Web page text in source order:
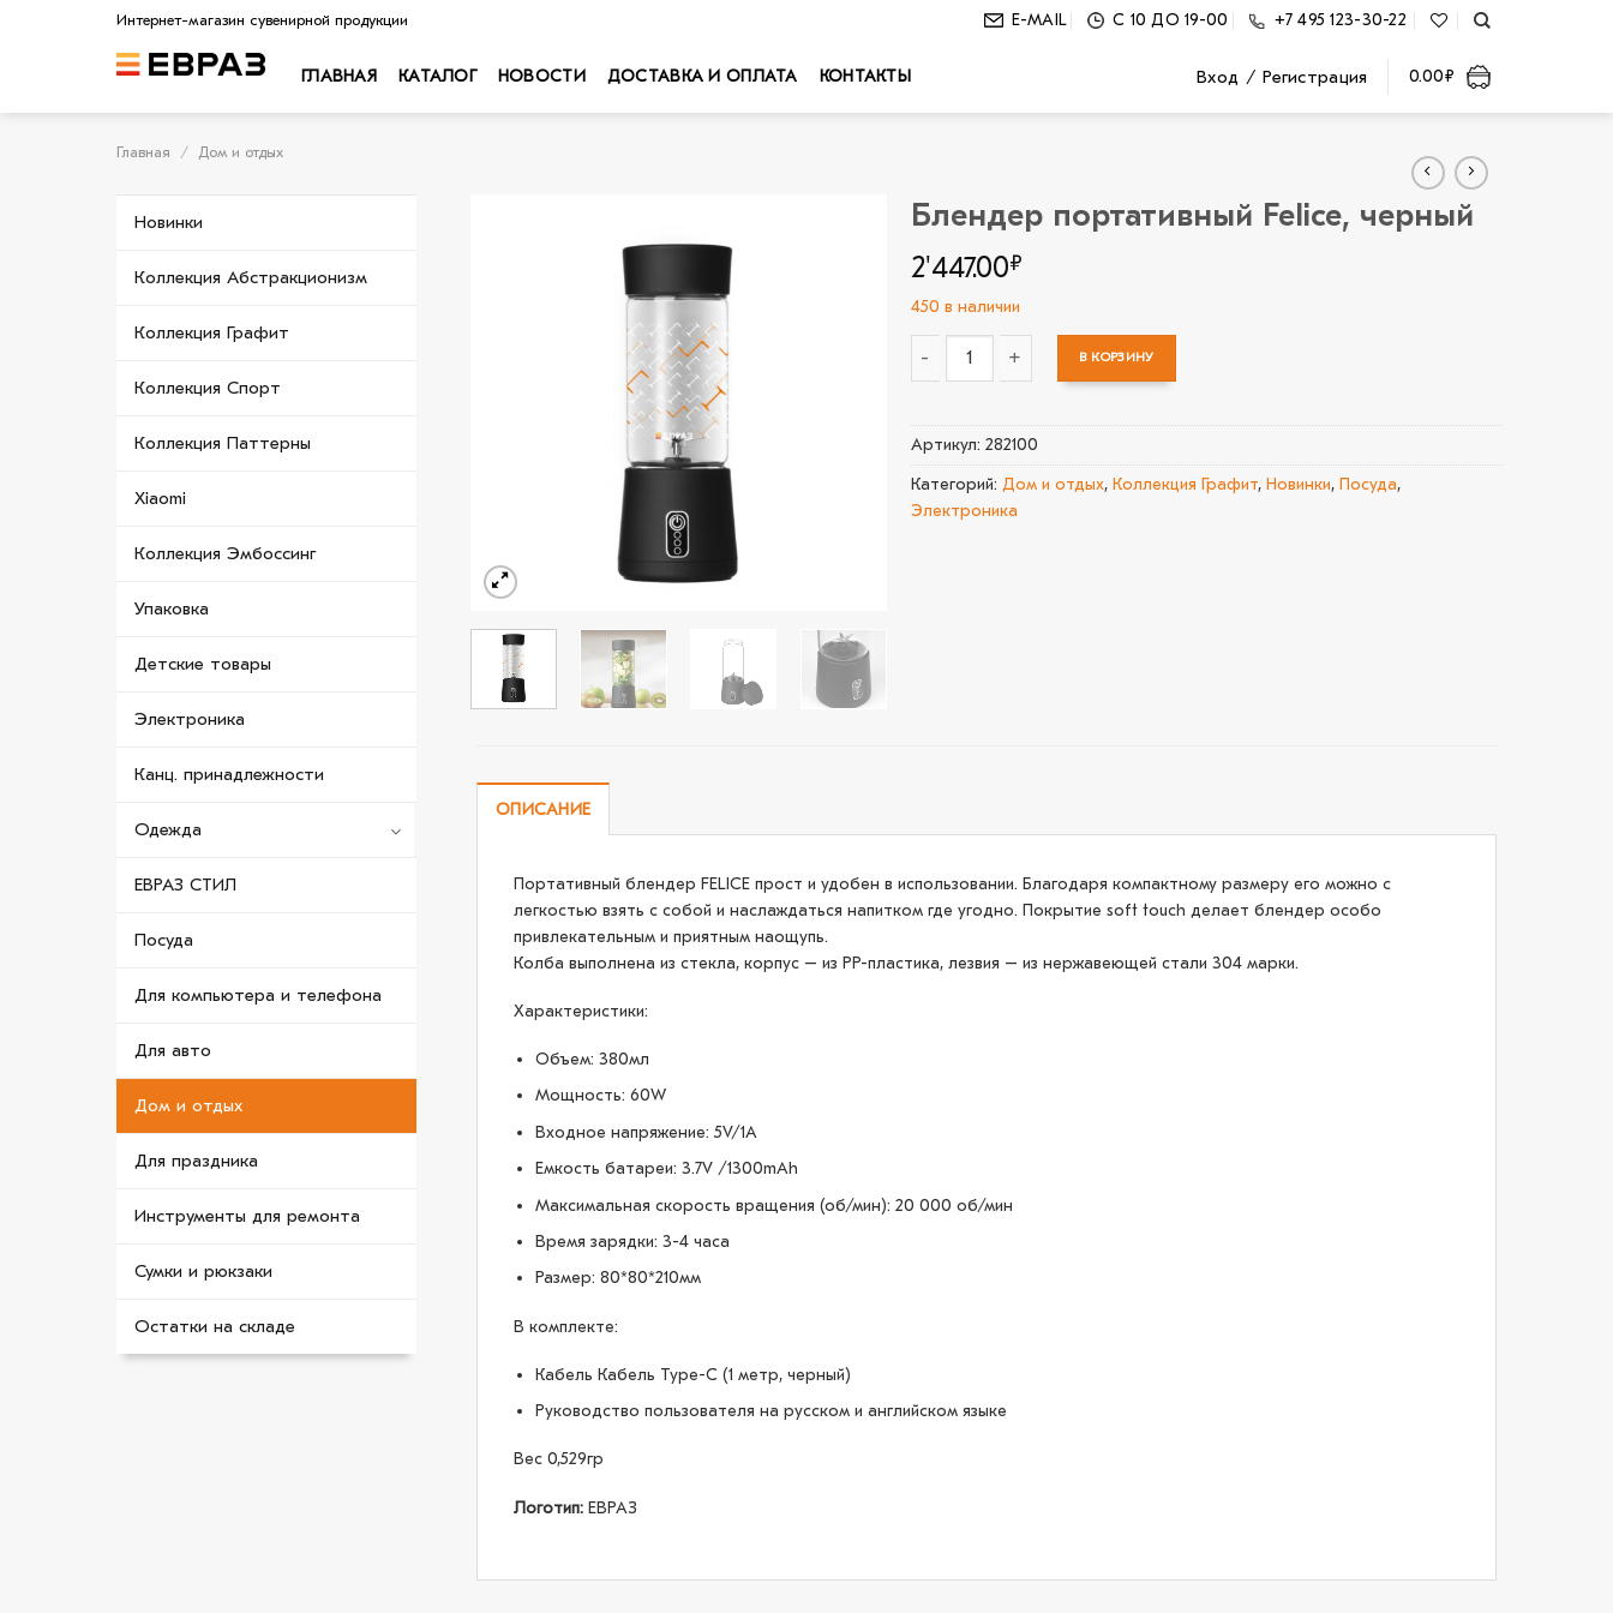
Интернет-магазин сувенирной продукции E-MAIL С 10 ДО 19-00 +7 495 123-30-22
ГЛАВНАЯ КАТАЛОГ НОВОСТИ ДОСТАВКА И ОПЛАТА КОНТАКТЫ Вход / Регистрация 0.00₽
Главная / Дом и отдых
Новинки
Коллекция Абстракционизм
Коллекция Графит
Коллекция Спорт
Коллекция Паттерны
Xiaomi
Коллекция Эмбоссинг
Упаковка
Детские товары
Электроника
Канц. принадлежности
Одежда
ЕВРАЗ СТИЛ
Посуда
Для компьютера и телефона
Для авто
Дом и отдых
Для праздника
Инструменты для ремонта
Сумки и рюкзаки
Остатки на складе
Блендер портативный Felice, черный
2'447.00₽
450 в наличии
В КОРЗИНУ
Артикул: 282100
Категорий: Дом и отдых, Коллекция Графит, Новинки, Посуда,
Электроника
ОПИСАНИЕ
Портативный блендер FELICE прост и удобен в использовании. Благодаря компактному размеру его можно с
легкостью взять с собой и наслаждаться напитком где угодно. Покрытие soft touch делает блендер особо
привлекательным и приятным наощупь.
Колба выполнена из стекла, корпус – из PP-пластика, лезвия – из нержавеющей стали 304 марки.
Характеристики:
Объем: 380мл
Мощность: 60W
Входное напряжение: 5V/1A
Емкость батареи: 3.7V /1300mAh
Максимальная скорость вращения (об/мин): 20 000 об/мин
Время зарядки: 3-4 часа
Размер: 80*80*210мм
В комплекте:
Кабель Кабель Type-C (1 метр, черный)
Руководство пользователя на русском и английском языке
Вес 0,529гр
Логотип: ЕВРАЗ